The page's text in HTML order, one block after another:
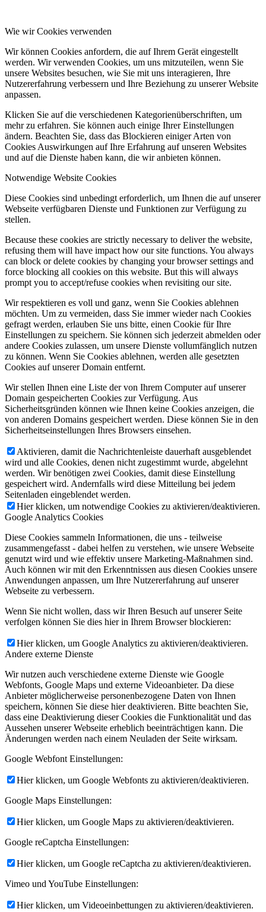
Wie wir Cookies verwenden
Wir können Cookies anfordern, die auf Ihrem Gerät eingestellt
werden. Wir verwenden Cookies, um uns mitzuteilen, wenn Sie
unsere Websites besuchen, wie Sie mit uns interagieren, Ihre
Nutzererfahrung verbessern und Ihre Beziehung zu unserer Website
anpassen.
Klicken Sie auf die verschiedenen Kategorienüberschriften, um
mehr zu erfahren. Sie können auch einige Ihrer Einstellungen
ändern. Beachten Sie, dass das Blockieren einiger Arten von
Cookies Auswirkungen auf Ihre Erfahrung auf unseren Websites
und auf die Dienste haben kann, die wir anbieten können.
Notwendige Website Cookies
Diese Cookies sind unbedingt erforderlich, um Ihnen die auf unserer
Webseite verfügbaren Dienste und Funktionen zur Verfügung zu
stellen.
Because these cookies are strictly necessary to deliver the website,
refusing them will have impact how our site functions. You always
can block or delete cookies by changing your browser settings and
force blocking all cookies on this website. But this will always
prompt you to accept/refuse cookies when revisiting our site.
Wir respektieren es voll und ganz, wenn Sie Cookies ablehnen
möchten. Um zu vermeiden, dass Sie immer wieder nach Cookies
gefragt werden, erlauben Sie uns bitte, einen Cookie für Ihre
Einstellungen zu speichern. Sie können sich jederzeit abmelden oder
andere Cookies zulassen, um unsere Dienste vollumfänglich nutzen
zu können. Wenn Sie Cookies ablehnen, werden alle gesetzten
Cookies auf unserer Domain entfernt.
Wir stellen Ihnen eine Liste der von Ihrem Computer auf unserer
Domain gespeicherten Cookies zur Verfügung. Aus
Sicherheitsgründen können wie Ihnen keine Cookies anzeigen, die
von anderen Domains gespeichert werden. Diese können Sie in den
Sicherheitseinstellungen Ihres Browsers einsehen.
Aktivieren, damit die Nachrichtenleiste dauerhaft ausgeblendet
wird und alle Cookies, denen nicht zugestimmt wurde, abgelehnt
werden. Wir benötigen zwei Cookies, damit diese Einstellung
gespeichert wird. Andernfalls wird diese Mitteilung bei jedem
Seitenladen eingeblendet werden.
Hier klicken, um notwendige Cookies zu aktivieren/deaktivieren.
Google Analytics Cookies
Diese Cookies sammeln Informationen, die uns - teilweise
zusammengefasst - dabei helfen zu verstehen, wie unsere Webseite
genutzt wird und wie effektiv unsere Marketing-Maßnahmen sind.
Auch können wir mit den Erkenntnissen aus diesen Cookies unsere
Anwendungen anpassen, um Ihre Nutzererfahrung auf unserer
Webseite zu verbessern.
Wenn Sie nicht wollen, dass wir Ihren Besuch auf unserer Seite
verfolgen können Sie dies hier in Ihrem Browser blockieren:
Hier klicken, um Google Analytics zu aktivieren/deaktivieren.
Andere externe Dienste
Wir nutzen auch verschiedene externe Dienste wie Google
Webfonts, Google Maps und externe Videoanbieter. Da diese
Anbieter möglicherweise personenbezogene Daten von Ihnen
speichern, können Sie diese hier deaktivieren. Bitte beachten Sie,
dass eine Deaktivierung dieser Cookies die Funktionalität und das
Aussehen unserer Webseite erheblich beeinträchtigen kann. Die
Änderungen werden nach einem Neuladen der Seite wirksam.
Google Webfont Einstellungen:
Hier klicken, um Google Webfonts zu aktivieren/deaktivieren.
Google Maps Einstellungen:
Hier klicken, um Google Maps zu aktivieren/deaktivieren.
Google reCaptcha Einstellungen:
Hier klicken, um Google reCaptcha zu aktivieren/deaktivieren.
Vimeo und YouTube Einstellungen:
Hier klicken, um Videoeinbettungen zu aktivieren/deaktivieren.